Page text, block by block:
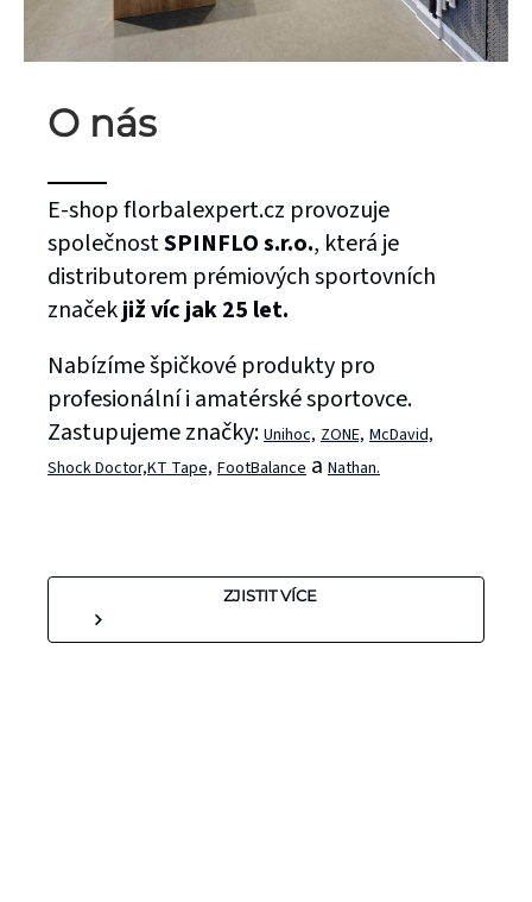
O nás
E-shop florbalexpert.cz provozuje
společnostSPINFLO s.r.o., která je
distributorem prémiových sportovních
značekjiž víc jak 25 let.
Nabízíme špičkové produkty pro
profesionální i amatérské sportovce.
Zastupujeme značky: Unihoc, ZONE, McDavid,
Shock Doctor,KT Tape, FootBalance a Nathan.
ZJISTIT VÍCE